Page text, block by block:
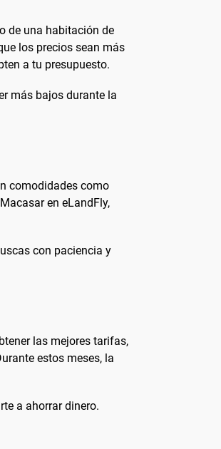
de una habitación de
los precios sean más
a tu presupuesto.
más bajos durante la
comodidades como
en eLandFly,
con paciencia y
las mejores tarifas,
estos meses, la
a ahorrar dinero.